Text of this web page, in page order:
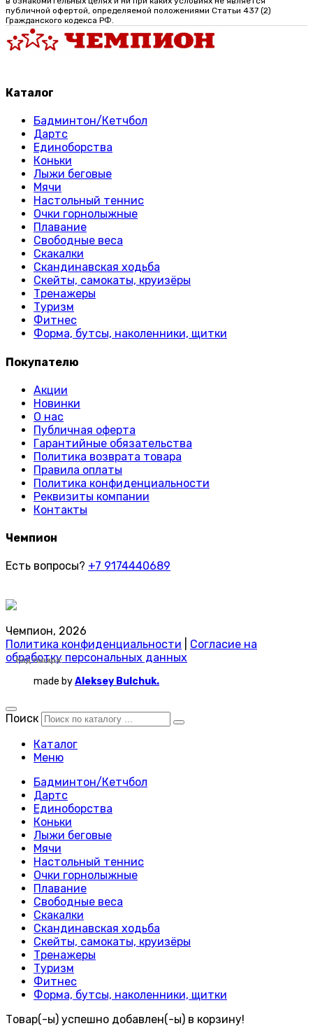
Код товара:
Код товара:
Код товара:
Код товара:
Код товара:
Код товара:
Код товара:
Код товара:
Код товара:
Код товара:
Код товара:
Код товара:
Код товара:
Код товара:
Код товара:
Код товара:
Код товара:
Код товара:
Код товара:
Код товара:
Код товара:
Код товара:
Код товара:
Код товара:
публичной офертой, определяемой положениями Статьи 437 (2)
Гражданского кодекса РФ.
Каталог
Бадминтон/Кетчбол
Дартс
Единоборства
Коньки
Лыжи беговые
Мячи
Настольный теннис
Очки горнолыжные
Плавание
Свободные веса
Скакалки
Скандинавская ходьба
Скейты, самокаты, круизёры
Тренажеры
Туризм
Фитнес
Форма, бутсы, наколенники, щитки
Покупателю
Акции
Новинки
О нас
Публичная оферта
Гарантийные обязательства
Политика возврата товара
Правила оплаты
Политика конфиденциальности
Реквизиты компании
Контакты
Чемпион
Есть вопросы? +7 9174440689
Чемпион, 2026
Политика конфиденциальности
Согласие на
обработку персональных данных
made byAleksey Bulchuk.
Поиск
Каталог
Меню
Бадминтон/Кетчбол
Дартс
Единоборства
Коньки
Лыжи беговые
Мячи
Настольный теннис
Очки горнолыжные
Плавание
Свободные веса
Скакалки
Скандинавская ходьба
Скейты, самокаты, круизёры
Тренажеры
Туризм
Фитнес
Форма, бутсы, наколенники, щитки
Товар(-ы) успешно добавлен(-ы) в корзину!